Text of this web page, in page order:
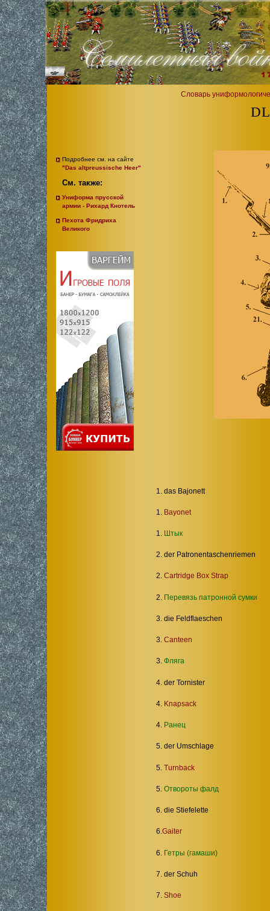
Словарь
Подробнее см. на сайте
"Das altpreussische Heer"
См. также:
Униформа прусской
армии - Рихард Кнотель
Пехота Фридриха
Великого
1. das Bajonett
1. Bayonet
1. Штык
2. der Patronentaschenriemen
2.Cartridge Box Strap
2. Перевязь патронной сумки
3. die Feldflaeschen
3.Canteen
3.Фляга
4. der Tornister
4. Knapsack
4. Ранец
5. der Umschlage
5.Turnback
5.Отвороты фалд
6. die Stiefelette
6.Gaiter
6. Гетры (гамаши)
7. der Schuh
7.Shoe